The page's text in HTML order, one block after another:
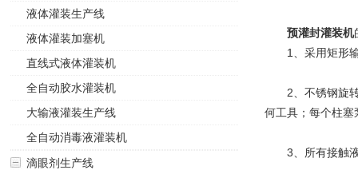
预灌封灌装机
1、采用矩形输
2、不锈钢旋转
何工具；每个柱塞
3、所有接触液
液体灌装生产线
液体灌装加塞机
直线式液体灌装机
全自动胶水灌装机
大输液灌装生产线
全自动消毒液灌装机
滴眼剂生产线